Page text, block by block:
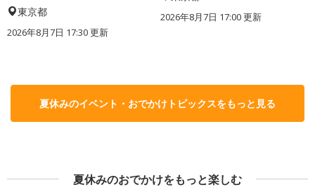
東京都
2026年8月7日 17:30更新
2026年8月7日 17:00更新
夏休みのイベント・おでかけトピックスをもっと見る
夏休みのおでかけをもっと楽しむ